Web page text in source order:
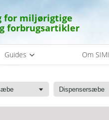
for miljørigtige
forbrugsartikler
Guides Om SIMI
Dispensersæbe